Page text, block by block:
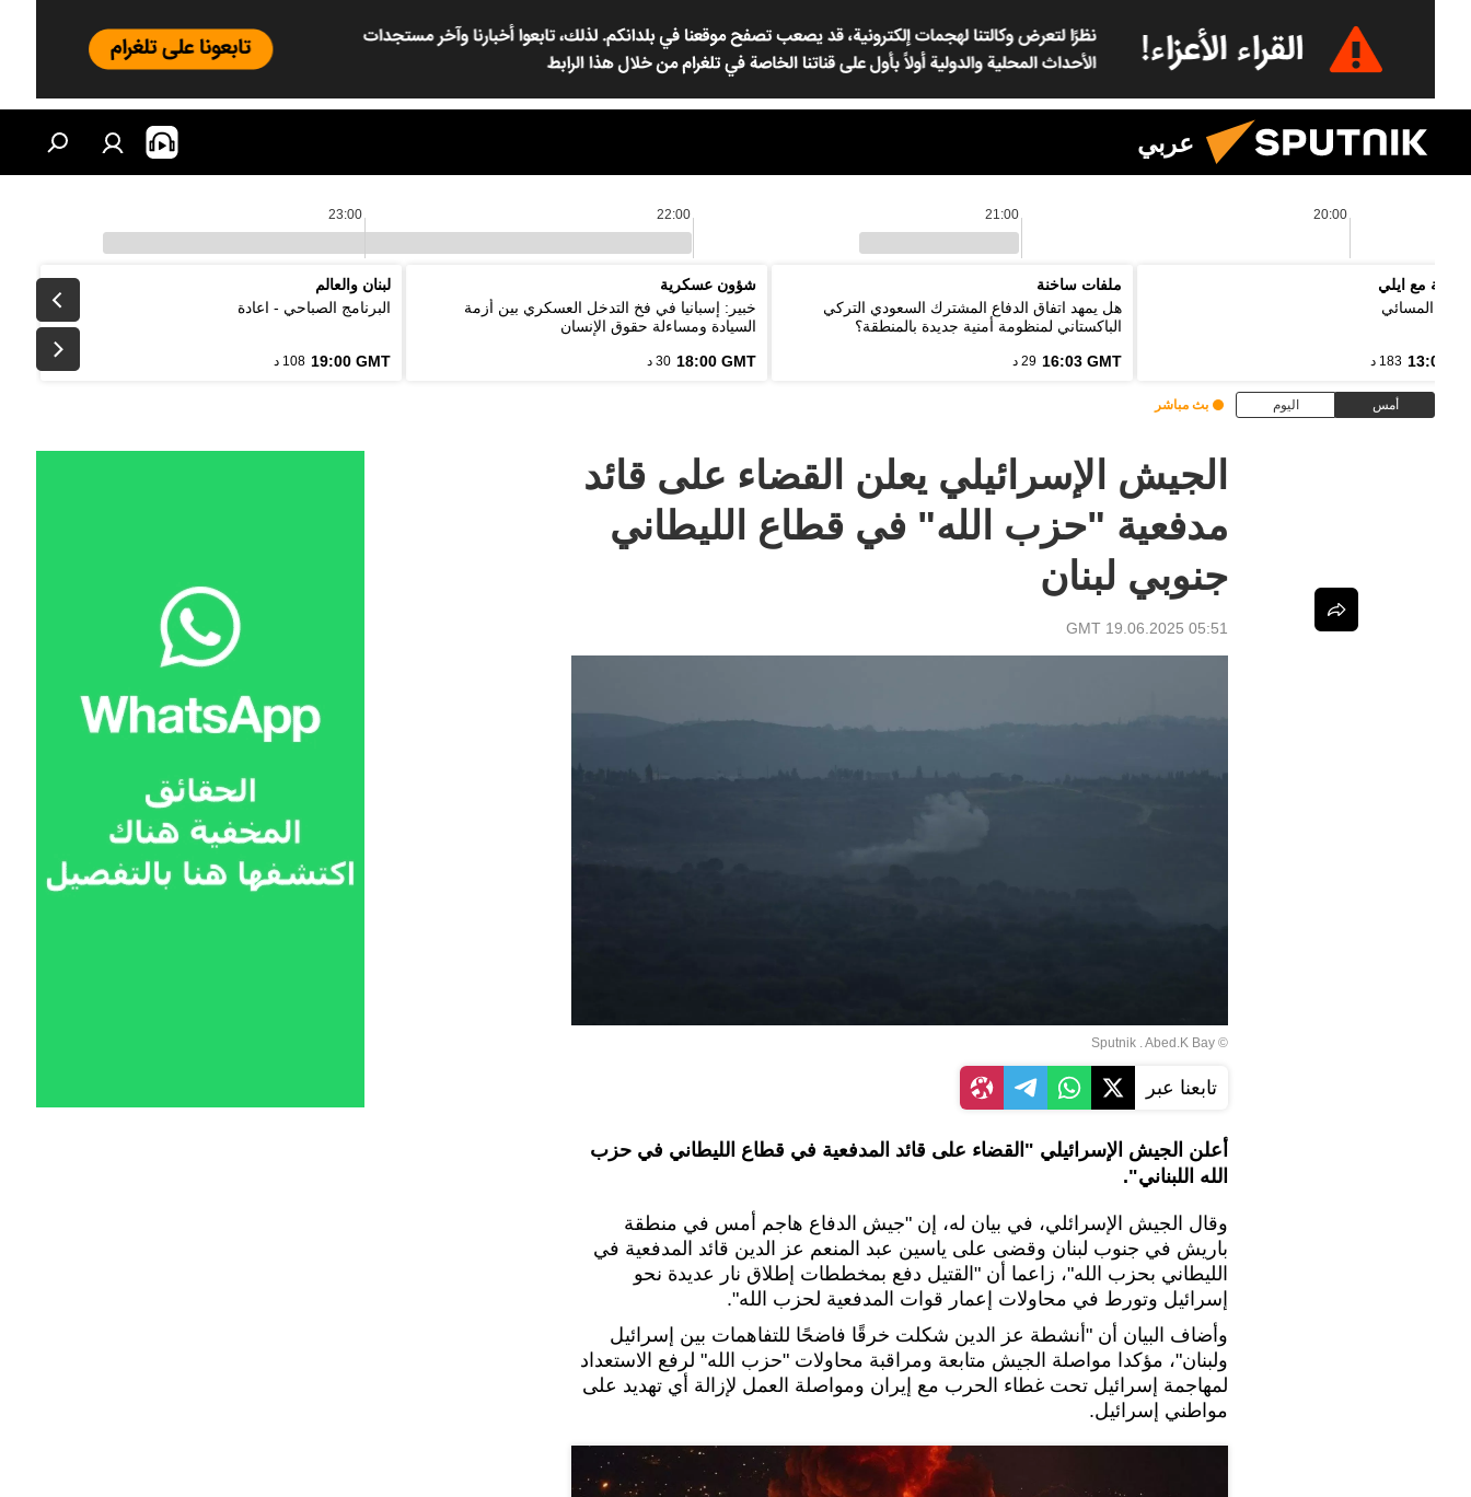
عربي
20:00
21:00
22:00
23:00
مع ايلي
المسائي
13:00 183 د
ملفات ساخنة
هل يمهد اتفاق الدفاع المشترك السعودي التركي
الباكستاني لمنظومة أمنية جديدة بالمنطقة؟
16:03 GMT 29 د
شؤون عسكرية
خبير: إسبانيا في فخ التدخل العسكري بين أزمة
السيادة ومساءلة حقوق الإنسان
18:00 GMT 30 د
لبنان والعالم
البرنامج الصباحي - اعادة
19:00 GMT 108 د
أمس اليوم بث مباشر
الجيش الإسرائيلي يعلن القضاء على قائد
مدفعية "حزب الله" في قطاع الليطاني
جنوبي لبنان
05:51 GMT 19.06.2025
© Sputnik . Abed.K Bay
تابعنا عبر
أعلن الجيش الإسرائيلي "القضاء على قائد المدفعية في قطاع الليطاني في حزب
الله اللبناني".
وقال الجيش الإسرائلي، في بيان له، إن "جيش الدفاع هاجم أمس في منطقة
باريش في جنوب لبنان وقضى على ياسين عبد المنعم عز الدين قائد المدفعية في
الليطاني بحزب الله"، زاعما أن "القتيل دفع بمخططات إطلاق نار عديدة نحو
إسرائيل وتورط في محاولات إعمار قوات المدفعية لحزب الله".
وأضاف البيان أن "أنشطة عز الدين شكلت خرقًا فاضحًا للتفاهمات بين إسرائيل
ولبنان"، مؤكدا مواصلة الجيش متابعة ومراقبة محاولات "حزب الله" لرفع الاستعداد
لمهاجمة إسرائيل تحت غطاء الحرب مع إيران ومواصلة العمل لإزالة أي تهديد على
مواطني إسرائيل.